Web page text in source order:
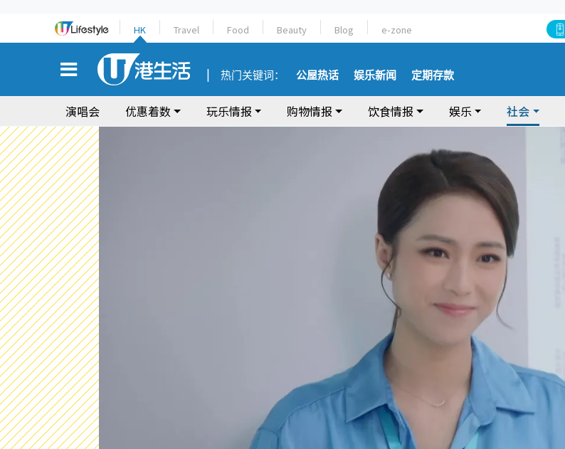
HK Travel Food Beauty Blog e-zone
热门关键词： 公屋热话 娱乐新闻 定期存款
演唱会 优惠着数 玩乐情报 购物情报 饮食情报 娱乐 社会